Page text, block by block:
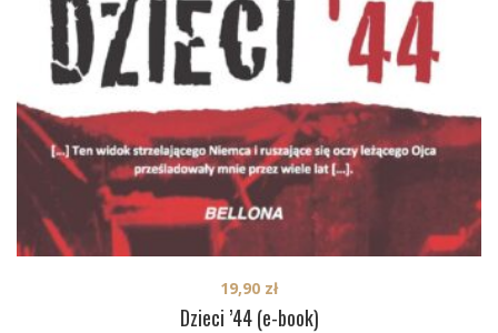
Dzieci ’44 (e-book)
19,90 zł